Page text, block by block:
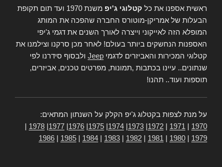
ראשית אספנו את כל קטלוגי ג'יפ
משנת 1970 ועד תום תקופת
הבעלות של אמריקן-מוטורס החברה שהפכה את המותג
המופלא הזה לאייקוני וייצרה לאורך השנים את דגמי ג'יפי
האספנות הנחשקים ביותר בעולם! לאחר מכן סרקנו וצילמנו את
קטלוגי המכירות והאביזרים לדגמי Jeep ולבסוף סידרנו לפי
שנתונים.. עיינו בכתבות ,תמונות, מפרטים טכנים, אביזרים,
תוספות ועוד.. תהנו!
על מנת לצפות בקטלוג ג'יפ הקלק על השנתון המתאים:
1970
1971
1972
1973
1974
1975
1976
1977
1978
1979
1980
1981
1982
1983
1984
1985
1986